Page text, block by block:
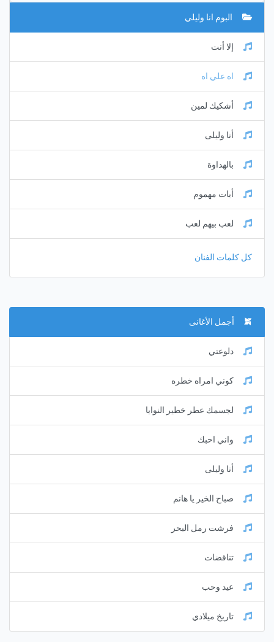
البوم انا وليلي
إلا أنت
اه علي اه
أشكيك لمين
أنا وليلى
بالهداوة
أبات مهموم
لعب بيهم لعب
كل كلمات الفنان
أجمل الأغانى
دلوعتي
كوني امراه خطره
لجسمك عطر خطير النوايا
واني احبك
أنا وليلى
صباح الخير يا هانم
فرشت رمل البحر
تناقضات
عيد وحب
تاريخ ميلادي